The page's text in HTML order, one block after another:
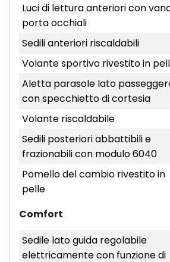
Luci di lettura anteriori con
porta occhiali
Sedili anteriori riscaldabili
Volante sportivo rivestito in
Aletta parasole lato
con specchietto di cortesia
Volante riscaldabile
Sedili posteriori abbattibili e
frazionabili con modulo 6040
Pomello del cambio rivestito in
pelle
Comfort
Sedile lato guida regolabile
elettricamente con funzione di